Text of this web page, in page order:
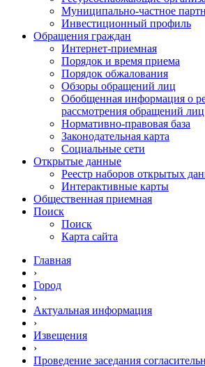
Муниципально-частное
Инвестиционный профиль
Обращения граждан
Интернет-приемная
Порядок и время приема
Порядок обжалования
Обзоры обращений лиц
Обобщенная информация о
рассмотрения обращений
Нормативно-правовая база
Законодательная карта
Социальные сети
Открытые данные
Реестр наборов открытых
Интерактивные карты
Общественная приемная
Поиск
Поиск
Карта сайта
Главная
›
Город
›
Актуальная информация
›
Извещения
›
Проведение заседания